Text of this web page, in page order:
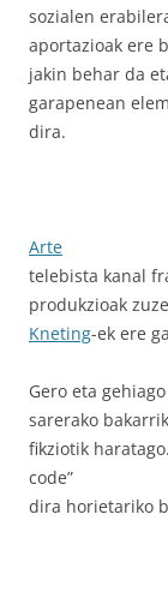
sozialen
aportazioak ere
jakin behar da
garapenean
dira.
Arte
telebista kanal
produkzioak
Kneting-ek ere
Gero eta
sarerako
fikziotik
code”
dira horietariko